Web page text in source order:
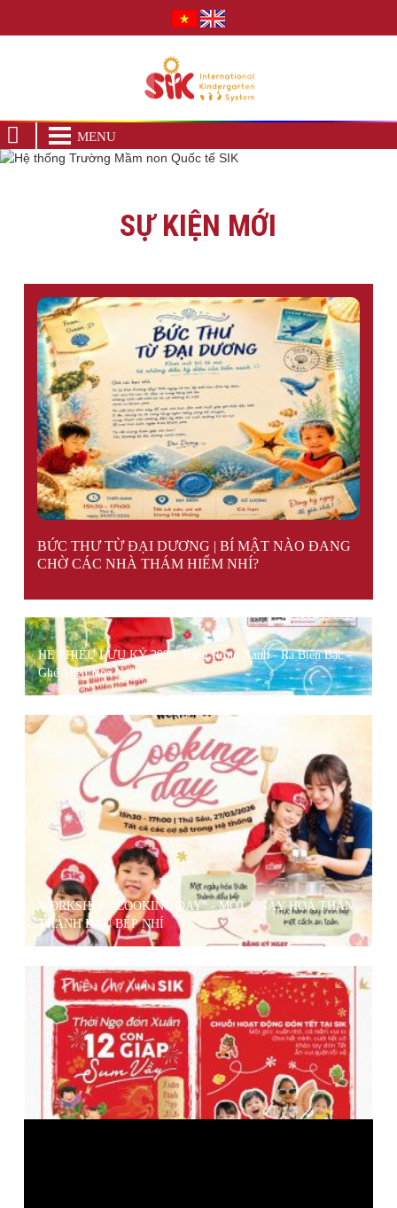
MENU
SỰ KIỆN MỚI
BỨC THƯ TỪ ĐẠI DƯƠNG | BÍ MẬT NÀO ĐANG
CHỜ CÁC NHÀ THÁM HIỂM NHÍ?
BỨC THƯ TỪ ĐẠI DƯƠNG | BÍ MẬT NÀO ĐANG CHỜ
CÁC NHÀ THÁM HIỂM NHÍ?
WORKSHOP TRẢI NGHIỆM: ĐIỀU KỲ DIỆU GIỮA
RỪNG XANH
[OPEN CLASS DAY] - MỘT NGÀY LÀM BẠN HỌC CÙNG
CON
DIY CLAY ART" WORKSHOP - SÁNG TẠO KHÔNG GIỚI
HẠN VỚI ĐẤT SÉT
HÈ PHIÊU LƯU KÝ 2026: Băng Rừng Xanh - Ra Biển Bạc -
Ghé Miền Hoa Ngàn
WORKSHOP "COOKING DAY" - MỘT NGÀY HOÁ THÂN
THÀNH ĐẦU BẾP NHÍ